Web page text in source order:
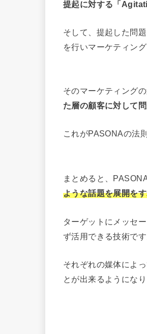
提起に対する「
そして、提起した問
を行いマーケティング
そのマーケティングの
た層の顧客に対して
これがPASONAの法
まとめると、
ような話題を展開を
ターゲットにメッセ
ず活用できる技術です
それぞれの媒体によ
とが出来るようになり